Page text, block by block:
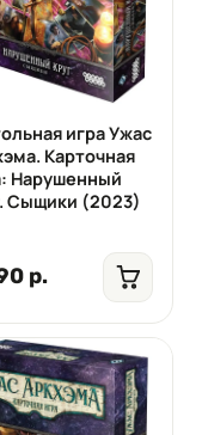
игра Ужас
Карточная
Нарушенный
Сыщики (2023)
р.